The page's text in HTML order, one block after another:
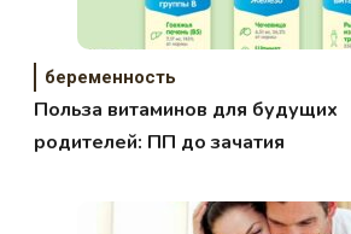
беременность
Польза витаминов для будущих
родителей: ПП до зачатия